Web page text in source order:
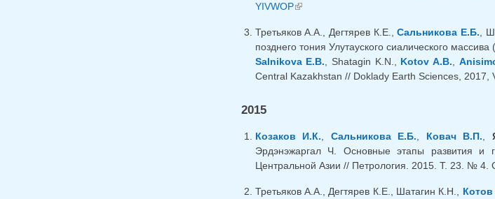
YIVWOP(внешняя ссылка)
Третьяков А.А., Дегтярев К.Е.,Сальникова Е.Б. ,
позднего тония Улутауского сиалического
Salnikova E.B. , Shatagin K.N., Kotov A.B.
Central Kazakhstan // Doklady Earth Sciences, 2017,
2015
Козаков И.К. Сальникова Е.Б. Ковач В.П.
Эрдэнэжаргал Ч. Основные этапы развития и
Центральной Азии // Петрология. 2015. Т. 23. № 4.
Третьяков А.А., Дегтярев К.Е., Шатагин К.Н.,